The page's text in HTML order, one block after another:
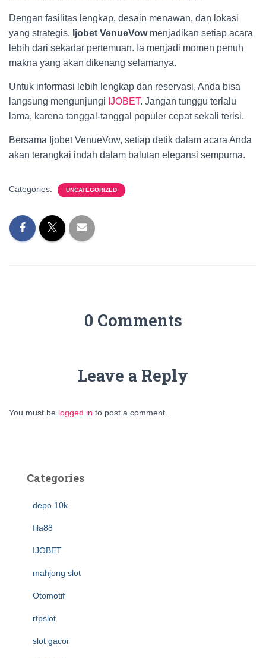
Dengan fasilitas lengkap, desain menawan, dan lokasi
yang strategis, Ijobet VenueVowmenjadikan setiap acara
lebih dari sekadar pertemuan. Ia menjadi momen penuh
makna yang akan dikenang selamanya.
Untuk informasi lebih lengkap dan reservasi, Anda bisa
langsung mengunjungi IJOBET. Jangan tunggu terlalu
lama, karena tanggal-tanggal populer cepat sekali terisi.
Bersama Ijobet VenueVow, setiap detik dalam acara Anda
akan terangkai indah dalam balutan elegansi sempurna.
Categories: UNCATEGORIZED
0 Comments
Leave a Reply
You must be logged in to post a comment.
Categories
depo 10k
fila88
IJOBET
mahjong slot
Otomotif
rtpslot
slot gacor